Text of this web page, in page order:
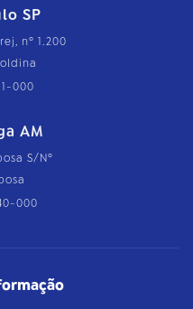
SP
nº 1.200
000
AM
S/Nº
000